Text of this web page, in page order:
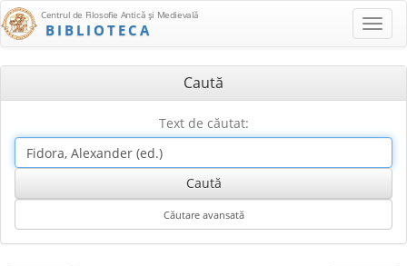
Centrul de Filosofie Antică şi Medievală
BIBLIOTECA
Caută
Text de căutat: